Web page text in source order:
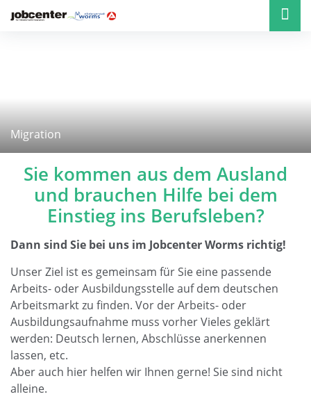
Migration
Sie kommen aus dem Ausland
und brauchen Hilfe bei dem
Einstieg ins Berufsleben?
Dann sind Sie bei uns im Jobcenter Worms richtig!
Unser Ziel ist es gemeinsam für Sie eine passende
Arbeits- oder Ausbildungsstelle auf dem deutschen
Arbeitsmarkt zu finden. Vor der Arbeits- oder
Ausbildungsaufnahme muss vorher Vieles geklärt
werden: Deutsch lernen, Abschlüsse anerkennen
lassen, etc.
Aber auch hier helfen wir Ihnen gerne! Sie sind nicht
alleine.